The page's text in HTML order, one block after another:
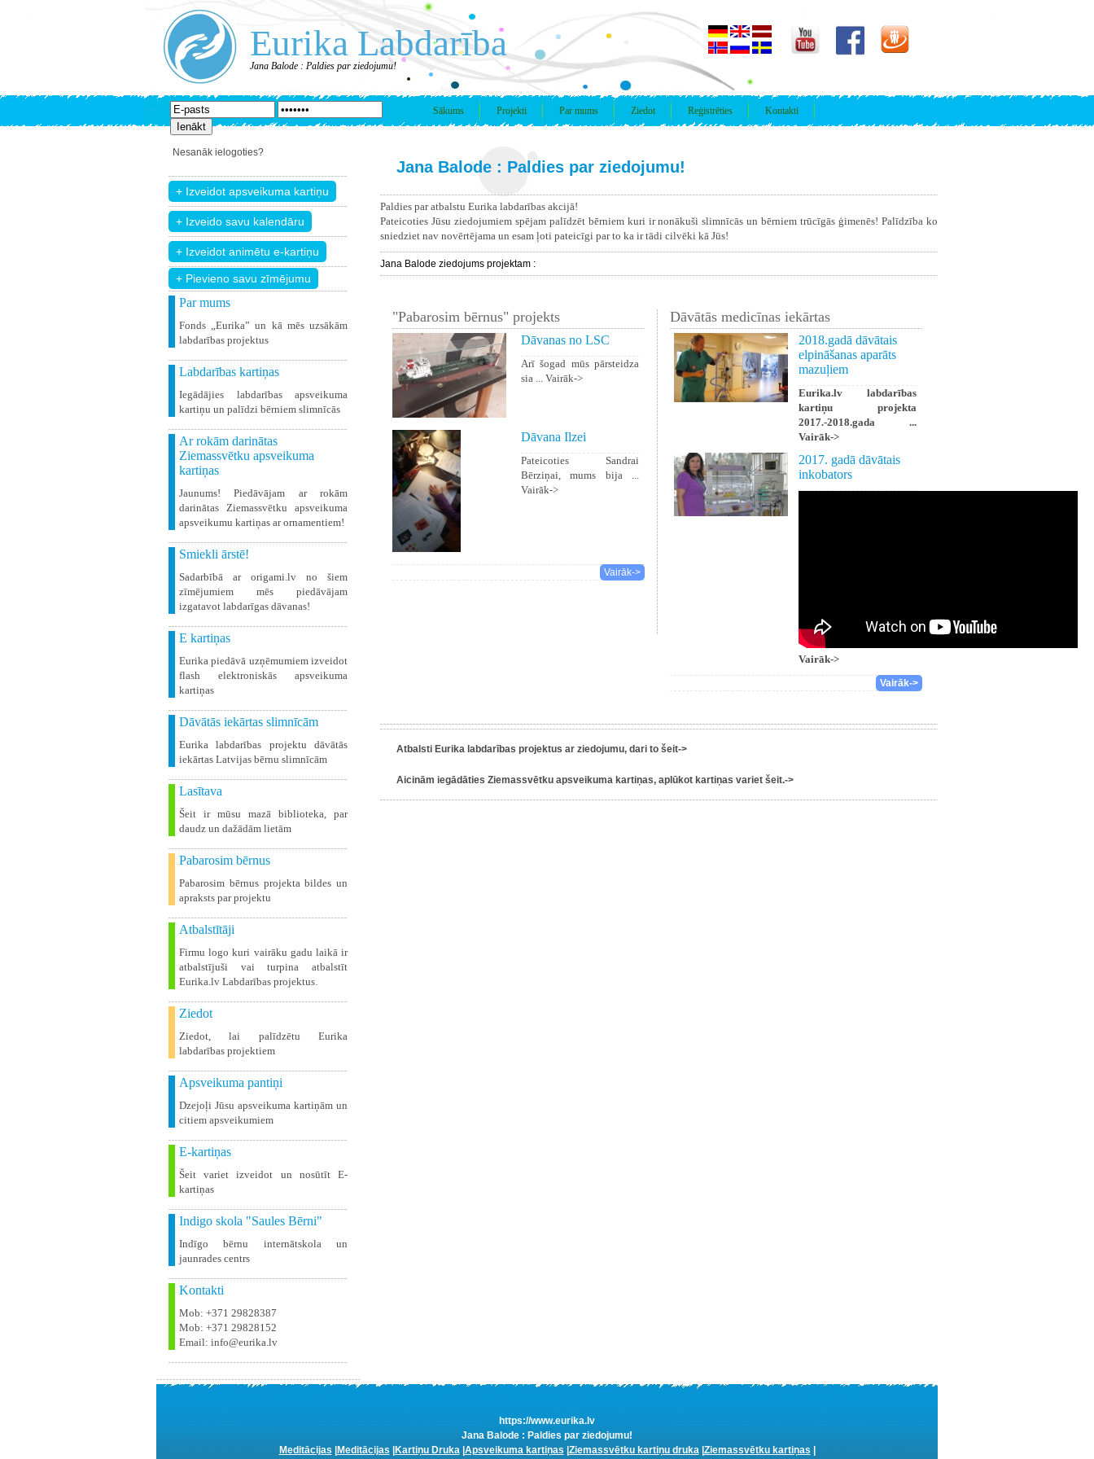
Eurika Labdarība
Jana Balode : Paldies par ziedojumu!
Sākums Projekti Par mums Ziedot Reģistrēties Kontakti
Nesanāk ielogoties?
+ Pievieno savu zīmējumu
Par mums
Fonds „Eurika” un kā mēs uzsākām
labdarības projektus
Labdarības kartiņas
Iegādājies labdarības apsveikuma
kartiņu un palīdzi bērniem slimnīcās
Ar rokām darinātas
Ziemassvētku apsveikuma
kartiņas
Jaunums! Piedāvājam ar rokām
darinātas Ziemassvētku apsveikuma
apsveikumu kartiņas ar ornamentiem!
Smiekli ārstē!
Sadarbībā ar origami.lv no šiem
zīmējumiem mēs piedāvājam
izgatavot labdarīgas dāvanas!
E kartiņas
Eurika piedāvā uzņēmumiem izveidot
flash elektroniskās apsveikuma
kartiņas
Dāvātās iekārtas slimnīcām
Eurika labdarības projektu dāvātās
iekārtas Latvijas bērnu slimnīcām
Lasītava
Šeit ir mūsu mazā biblioteka, par
daudz un dažādām lietām
Pabarosim bērnus
Pabarosim bērnus projekta bildes un
apraksts par projektu
Atbalstītāji
Firmu logo kuri vairāku gadu laikā ir
atbalstījuši vai turpina atbalstīt
Eurika.lv Labdarības projektus.
Ziedot
Ziedot, lai palīdzētu Eurika
labdarības projektiem
Apsveikuma pantiņi
Dzejoļi Jūsu apsveikuma kartiņām un
citiem apsveikumiem
E-kartiņas
Šeit variet izveidot un nosūtīt E-
kartiņas
Indigo skola "Saules Bērni"
Indīgo bērnu internātskola un
jaunrades centrs
Kontakti
Mob: +371 29828387
Mob: +371 29828152
Email: info@eurika.lv
Jana Balode : Paldies par ziedojumu!
Paldies par atbalstu Eurika labdarības akcijā!
Pateicoties Jūsu ziedojumiem spējam palīdzēt bērniem kuri ir nonākuši slimnīcās un bērniem trūcīgās ģimenēs! Palīdzība ko
sniedziet nav novērtējama un esam ļoti pateicīgi par to ka ir tādi cilvēki kā Jūs!
Jana Balode ziedojums projektam :
"Pabarosim bērnus" projekts
Dāvanas no LSC
Arī šogad mūs pārsteidza
sia ... Vairāk->
Dāvana Ilzei
Pateicoties Sandrai
Bērziņai, mums bija ...
Vairāk->
Vairāk->
Dāvātās medicīnas iekārtas
2018.gadā dāvātais
elpināšanas aparāts
mazuļiem
Eurika.lv labdarības
kartiņu projekta
2017.-2018.gada ...
Vairāk->
2017. gadā dāvātais
inkobators
Vairāk->
Vairāk->
Atbalsti Eurika labdarības projektus ar ziedojumu, dari to šeit->
Aicinām iegādāties Ziemassvētku apsveikuma kartiņas, aplūkot kartiņas variet šeit.->
https://www.eurika.lv
Jana Balode : Paldies par ziedojumu!
Meditācijas
Meditācijas Kartiņu Druka| Apsveikuma kartiņas Ziemassvētku kartiņu druka| Ziemassvētku kartiņas